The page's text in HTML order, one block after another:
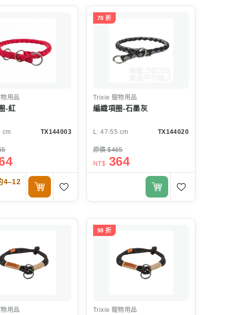
用品
-紅
cm TX144003
4–12
78 折
Trixie 寵物用品
編織項圈-石墨灰
L: 47-55 cm TX144020
原價 $465
NT$ 364
用品
98 折
Trixie 寵物用品